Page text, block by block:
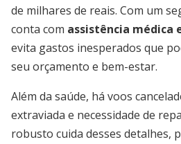
de milhares de reais. Com um
conta com assistência médica
evita gastos inesperados que
seu orçamento e bem-estar.
Além da saúde, há voos
extraviada e necessidade de
robusto cuida desses detalhes,